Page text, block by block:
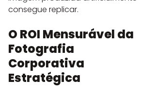
consegue replicar.
O ROI Mensurável da
Fotografia
Corporativa
Estratégica